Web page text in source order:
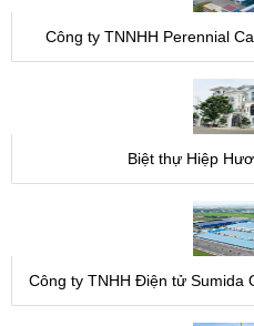
Công ty TNNHH Perennial
Biệt thự Hiệp
Công ty TNHH Điện tử Sumida